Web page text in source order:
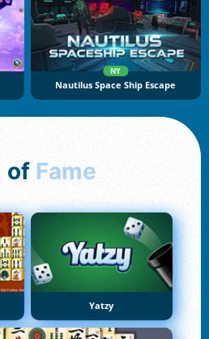
NY
Nautilus Space Ship Escape
of Fame
Yatzy